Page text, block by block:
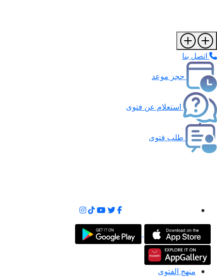
اتصل بنا
حجز موعد
استعلام عن فتوى
طلب فتوى
منهج الفتوى